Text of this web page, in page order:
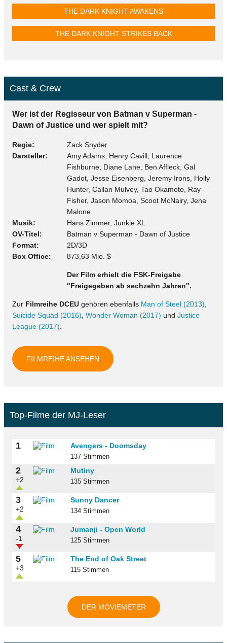
THE DARK KNIGHT AWAKENS
THE DARK KNIGHT STRIKES BACK
Cast & Crew
Wer ist der Regisseur von Batman v Superman -
Dawn of Justice und wer spielt mit?
Regie
Zack Snyder
Darsteller
Amy Adams, Henry Cavill, Laurence
Fishburne, Diane Lane, Ben Affleck, Gal
Gadot, Jesse Eisenberg, Jeremy Irons, Holly
Hunter, Callan Mulvey, Tao Okamoto, Ray
Fisher, Jason Momoa, Scoot McNairy, Jena
Malone
Musik
Hans Zimmer, Junkie XL
OV-Titel
Batman v Superman - Dawn of Justice
Format
2D/3D
Box Office
873,63 Mio. $
Der Film erhielt die FSK-Freigabe
"Freigegeben ab sechzehn Jahren".
Zur Filmreihe DCEU gehören ebenfalls Man of Steel (2013)
Suicide Squad (2016) Wonder Woman (2017) und Justice
League (2017)
FILMREIHE ANSEHEN
Top-Filme der MJ-Leser
1 Avengers - Doomsday
137 Stimmen
2
+2
Mutiny
135 Stimmen
3
+2
Sunny Dancer
134 Stimmen
4
-1
Jumanji - Open World
125 Stimmen
5
+3
The End of Oak Street
115 Stimmen
DER MOVIEMETER